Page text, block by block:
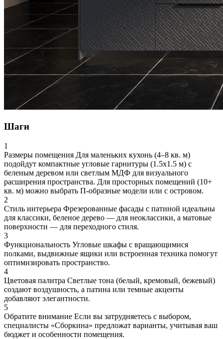
Шаги
1
Размеры помещения Для маленьких кухонь (4–8 кв. м)
подойдут компактные угловые гарнитуры (1.5х1.5 м) с
беленым деревом или светлым МДФ для визуального
расширения пространства. Для просторных помещений (10+
кв. м) можно выбрать П-образные модели или с островом.
2
Стиль интерьера Фрезерованные фасады с патиной идеальны
для классики, беленое дерево — для неоклассики, а матовые
поверхности — для переходного стиля.
3
Функциональность Угловые шкафы с вращающимися
полками, выдвижные ящики или встроенная техника помогут
оптимизировать пространство.
4
Цветовая палитра Светлые тона (белый, кремовый, бежевый)
создают воздушность, а патина или темные акценты
добавляют элегантности.
5
Обратите внимание Если вы затрудняетесь с выбором,
специалисты «Сборкина» предложат варианты, учитывая ваш
бюджет и особенности помещения.